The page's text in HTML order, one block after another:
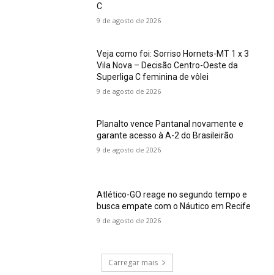
C
9 de agosto de 2026
Veja como foi: Sorriso Hornets-MT 1 x 3
Vila Nova – Decisão Centro-Oeste da
Superliga C feminina de vôlei
9 de agosto de 2026
Planalto vence Pantanal novamente e
garante acesso à A-2 do Brasileirão
9 de agosto de 2026
Atlético-GO reage no segundo tempo e
busca empate com o Náutico em Recife
9 de agosto de 2026
Carregar mais